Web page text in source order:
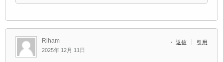
Riham
2025年 12月 11日
返信 引用